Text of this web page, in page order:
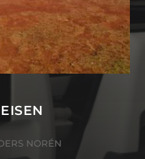
NORÉN